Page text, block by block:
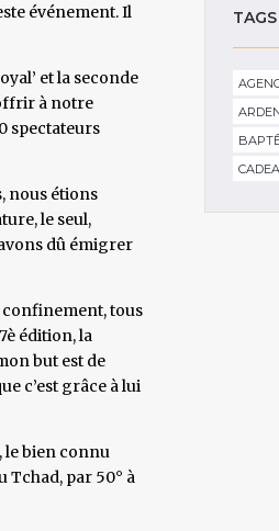
événement. Il
et la seconde
à notre
spectateurs
nous étions
le seul,
avons dû émigrer
confinement, tous
édition, la
but est de
c’est grâce à lui
le bien connu
Tchad, par 50° à